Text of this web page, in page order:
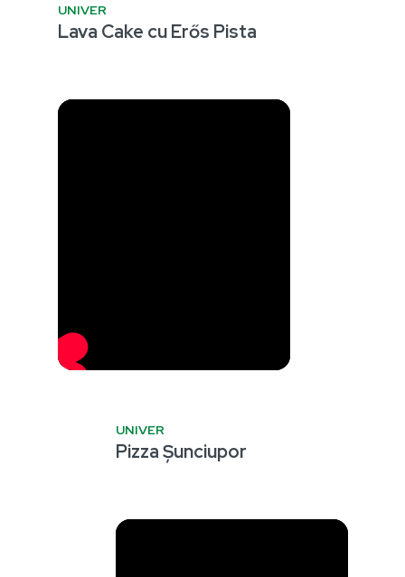
UNIVER
Lava Cake cu Erős Pista
UNIVER
Pizza Șunciupor